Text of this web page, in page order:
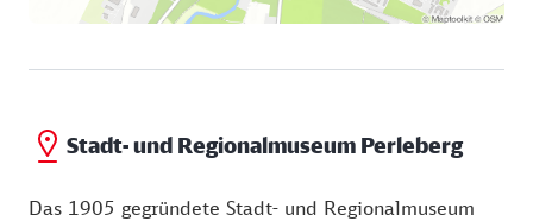
für ihren Schutz.
Hinter dem Schuhmarkt, dort wo die Schulgasse und
befindet sich das Stadt- und Regionalmuseum von
Perleberg.
Stadt- und Regionalmuseum Perleberg
Das 1905 gegründete Stadt- und Regionalmuseum